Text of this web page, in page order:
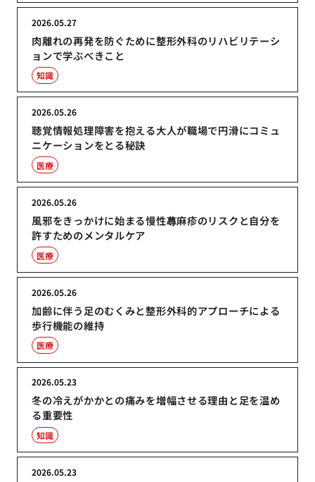
肉離れの再発を防ぐために整形外科のリハビリテーシ
ョンで学ぶべきこと
2026.05.27
知識
聴覚情報処理障害を抱える大人が職場で円滑にコミュ
ニケーションをとる秘訣
2026.05.26
医療
風邪をきっかけに始まる慢性蕁麻疹のリスクと自分を
許すためのメンタルケア
2026.05.26
医療
加齢に伴う足のむくみと整形外科的アプローチによる
歩行機能の維持
2026.05.26
医療
冬の冷えがかかとの痛みを増幅させる理由と足を温め
る重要性
2026.05.23
知識
2026.05.23